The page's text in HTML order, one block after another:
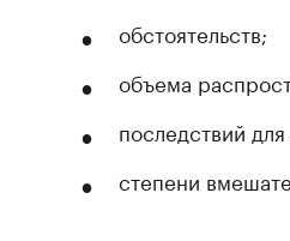
обстоятельств;
объема
последствий
степени